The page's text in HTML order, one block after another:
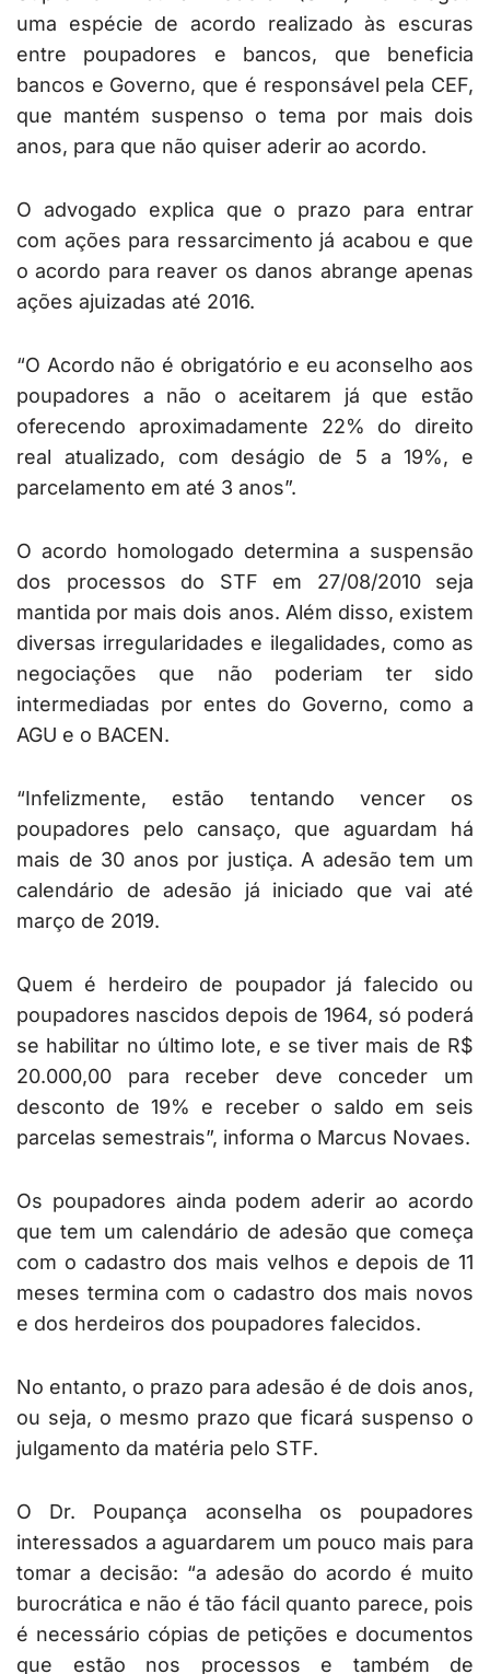
uma espécie de acordo realizado às escuras
entre poupadores e bancos, que beneficia
bancos e Governo, que é responsável pela CEF,
que mantém suspenso o tema por mais dois
anos, para que não quiser aderir ao acordo.
O advogado explica que o prazo para entrar
com ações para ressarcimento já acabou e que
o acordo para reaver os danos abrange apenas
ações ajuizadas até 2016.
“O Acordo não é obrigatório e eu aconselho aos
poupadores a não o aceitarem já que estão
oferecendo aproximadamente 22% do direito
real atualizado, com deságio de 5 a 19%, e
parcelamento em até 3 anos”.
O acordo homologado determina a suspensão
dos processos do STF em 27/08/2010 seja
mantida por mais dois anos. Além disso, existem
diversas irregularidades e ilegalidades, como as
negociações que não poderiam ter sido
intermediadas por entes do Governo, como a
AGU e o BACEN.
“Infelizmente, estão tentando vencer os
poupadores pelo cansaço, que aguardam há
mais de 30 anos por justiça. A adesão tem um
calendário de adesão já iniciado que vai até
março de 2019.
Quem é herdeiro de poupador já falecido ou
poupadores nascidos depois de 1964, só poderá
se habilitar no último lote, e se tiver mais de R$
20.000,00 para receber deve conceder um
desconto de 19% e receber o saldo em seis
parcelas semestrais”, informa o Marcus Novaes.
Os poupadores ainda podem aderir ao acordo
que tem um calendário de adesão que começa
com o cadastro dos mais velhos e depois de 11
meses termina com o cadastro dos mais novos
e dos herdeiros dos poupadores falecidos.
No entanto, o prazo para adesão é de dois anos,
ou seja, o mesmo prazo que ficará suspenso o
julgamento da matéria pelo STF.
O Dr. Poupança aconselha os poupadores
interessados a aguardarem um pouco mais para
tomar a decisão: “a adesão do acordo é muito
burocrática e não é tão fácil quanto parece, pois
é necessário cópias de petições e documentos
que estão nos processos e também de